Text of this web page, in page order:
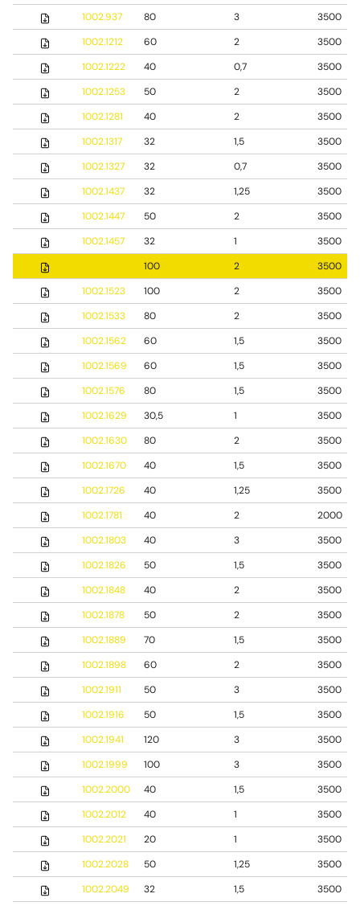
1002.937
80 3
3500
1002.1212
60 2
3500
1002.1222
40 0,7
3500
1002.1253
50 2
3500
1002.1281
40 2
3500
1002.1317
32 1,5
3500
1002.1327
32 0,7
3500
1002.1437
32 1,25
3500
1002.1447
50 2
3500
1002.1457
32 1
3500
100 2
3500
1002.1523
100 2
3500
1002.1533
80 2
3500
1002.1562
60 1,5
3500
1002.1569
60 1,5
3500
1002.1576
80 1,5
3500
1002.1629
30,5 1
3500
1002.1630
80 2
3500
1002.1670
40 1,5
3500
1002.1726
40 1,25
3500
1002.1781
40 2
2000
1002.1803
40 3
3500
1002.1826
50 1,5
3500
1002.1848
40 2
3500
1002.1878
50 2
3500
1002.1889
70 1,5
3500
1002.1898
60 2
3500
1002.1911
50 3
3500
1002.1916
50 1,5
3500
1002.1941
120 3
3500
1002.1999
100 3
3500
1002.2000
40 1,5
3500
1002.2012
40 1
3500
1002.2021
20 1
3500
1002.2028
50 1,25
3500
1002.2049
32 1,5 3500